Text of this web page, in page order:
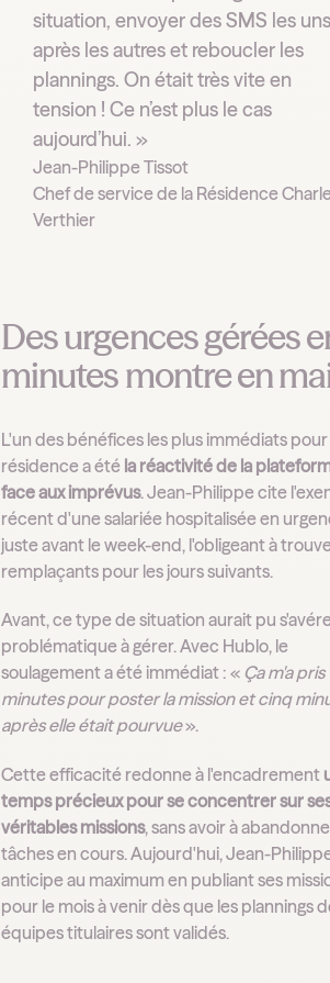
situation, envoyer des SMS les uns
après les autres et reboucler les
plannings. On était très vite en
tension ! Ce n’est plus le cas
aujourd’hui. »
Jean-Philippe Tissot
Chef de service de la Résidence
Verthier
Des urgences gérées
minutes montre en
L'un des bénéfices les plus immédiats pour
résidence a été la réactivité de la
face aux imprévus. Jean-Philippe cite
récent d'une salariée hospitalisée en
juste avant le week-end, l'obligeant à
remplaçants pour les jours suivants.
Avant, ce type de situation aurait pu
problématique à gérer. Avec Hublo, le
soulagement a été immédiat : « Ça m'a
minutes pour poster la mission et cinq
après elle était pourvue».
Cette efficacité redonne à l'encadrement
temps précieux pour se concentrer sur
véritables missions, sans avoir à
tâches en cours. Aujourd'hui, Jean-
anticipe au maximum en publiant ses
pour le mois à venir dès que les plannings
équipes titulaires sont validés.